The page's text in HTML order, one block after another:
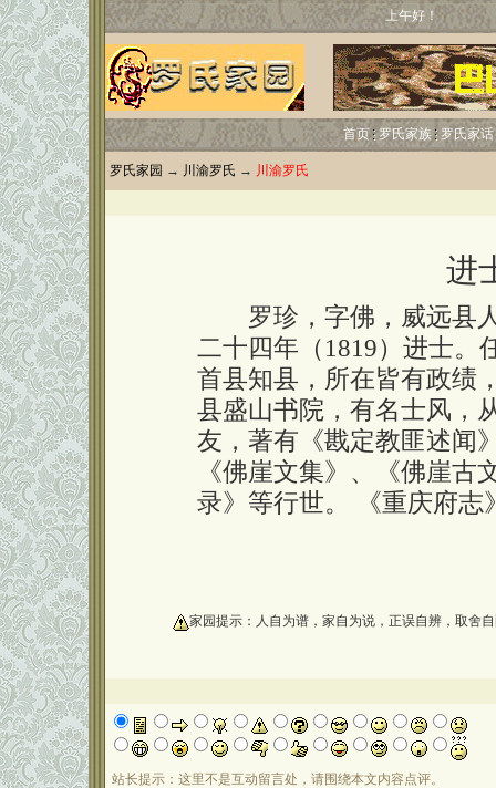
上午好！
首页 罗氏家族 罗氏家话
罗氏家园 → 川渝罗氏 → 川渝罗氏
进
罗珍，字佛，威远县人
二十四年（1819）进士。
首县知县，所在皆有政绩
县盛山书院，有名士风，
友，著有《戡定教匪述闻
《佛崖文集》、《佛崖
录》等行世。 《重庆府志
家园提示：人自为谱，家自为说，正误自辨，取舍
站长提示：这里不是互动留言处，请围绕本文内容点评。